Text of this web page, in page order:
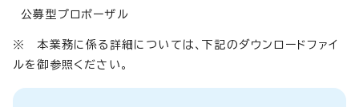
公募型プロポーザル
※ 本業務に係る詳細については、下記のダウンロードファイ
ルを御参照ください。